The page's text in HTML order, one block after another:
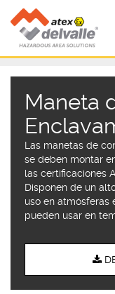
Maneta
Las manetas de
se deben montar
las certificaciones
Disponen de un
uso en atmósferas
pueden usar en